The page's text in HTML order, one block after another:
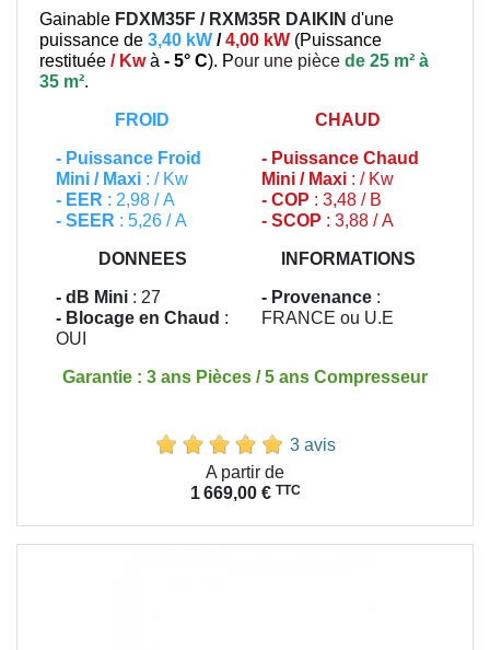
Gainable FDXM35F / RXM35R DAIKIN d'une
puissance de 3,40 kW /4,00 kW (Puissance
restituée / Kwà - 5° C). Pour une pièce de 25 m² à
35 m².
FROID
- Puissance Froid
Mini / Maxi : / Kw
- EER : 2,98 / A
- SEER : 5,26 / A
CHAUD
- Puissance Chaud
Mini / Maxi : / Kw
- COP : 3,48 / B
- SCOP : 3,88 / A
DONNEES
- dB Mini : 27
- Blocage en Chaud :
OUI
INFORMATIONS
- Provenance :
FRANCE ou U.E
Garantie : 3 ans Pièces / 5 ans Compresseur
3 avis
A partir de
1 669,00 € TTC